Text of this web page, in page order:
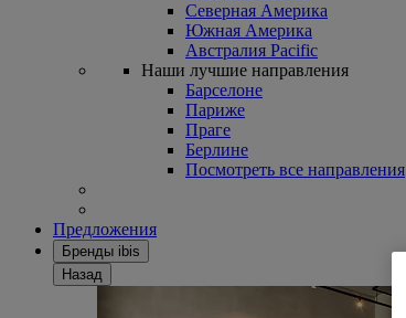
Северная Америка
Южная Америка
Австралия Pacific
Наши лучшие направления
Барселоне
Париже
Праге
Берлине
Посмотреть все направления
Предложения
Бренды ibis
Назад